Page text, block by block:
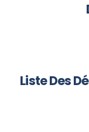
Liste Des